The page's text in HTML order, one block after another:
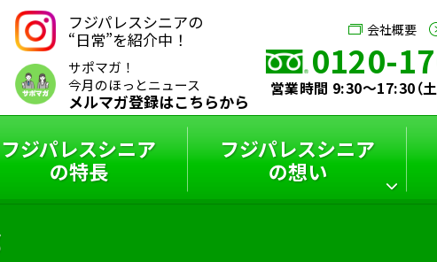
フジパレスシニアの
“日常”を紹介中！
サポマガ！
今月のほっとニュース
メルマガ登録はこちらから
会社概要
0120-
営業時間 9:30～17:30（土
フジパレスシニア
の特長
フジパレスシニア
の想い